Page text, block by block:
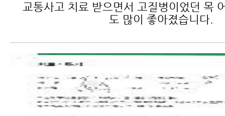
교통사고 치료 받으면서 고질병이었던 목
도 많이 좋아졌습니다.